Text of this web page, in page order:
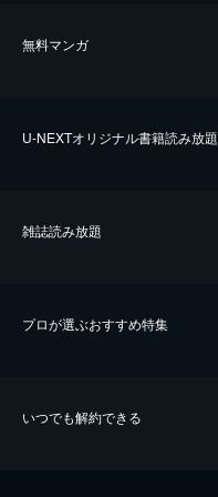
無料マンガ
U-NEXTオリジナル書籍読み放題
雑誌読み放題
プロが選ぶおすすめ特集
いつでも解約できる